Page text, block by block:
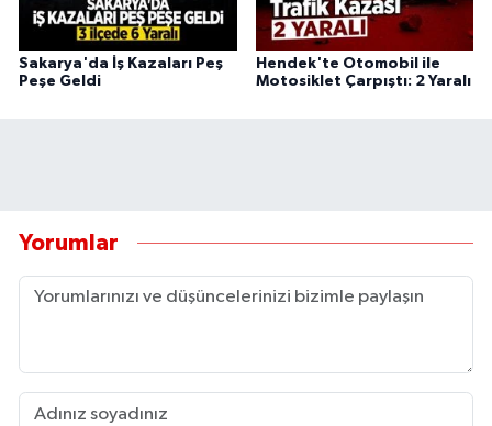
Sakarya'da İş Kazaları Peş
Peşe Geldi
Hendek'te Otomobil ile
Motosiklet Çarpıştı: 2 Yaralı
Yorumlar